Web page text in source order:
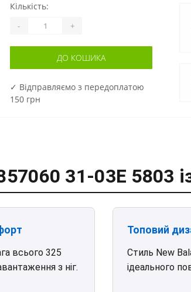
Кількість:
- +
ДО КОШИКА
✓ Відправляємо з передоплатою
150 грн
31-03E 5803
всього 325
з ніг.
Топовий
Стиль New
ідеального